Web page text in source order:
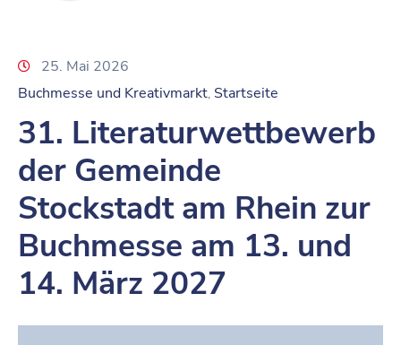
25. Mai 2026
Buchmesse und Kreativmarkt‚ Startseite
31. Literaturwettbewerb
der Gemeinde
Stockstadt am Rhein zur
Buchmesse am 13. und
14. März 2027